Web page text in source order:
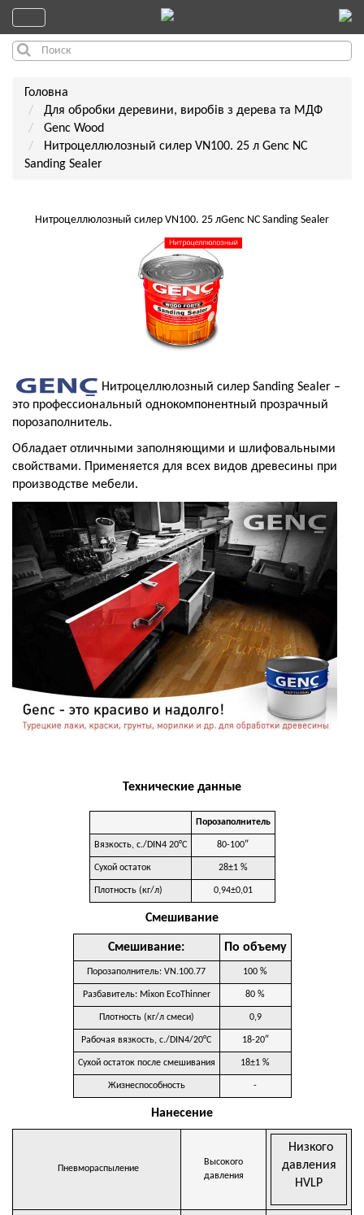
Головна
Для обробки деревини, виробів з дерева та МДФ
Genc Wood
Нитроцеллюлозный силер VN100. 25 л Genc NC
Sanding Sealer
Нитроцеллюлозный силер VN100. 25 лGenc NC Sanding Sealer
Нитроцеллюлозный силер Sanding Sealer –
это профессиональный однокомпонентный прозрачный
порозаполнитель.
Обладает отличными заполняющими и шлифовальными
свойствами. Применяется для всех видов древесины при
производстве мебели.
Технические данные
Порозаполнитель
Вязкость, с./DIN4 20°C 80-100″
Сухой остаток 28±1 %
Плотность (кг/л) 0,94±0,01
Смешивание
Смешивание: По объему
Порозаполнитель: VN.100.77 100 %
Разбавитель: Mixon EcoThinner 80 %
Плотность (кг/л смеси) 0,9
Рабочая вязкость, с./DIN4/20°C 18-20″
Сухой остаток после смешивания 18±1 %
Жизнеспособность -
Нанесение
Пневмораспыление
Высокого
давления
Низкого
давления
HVLP